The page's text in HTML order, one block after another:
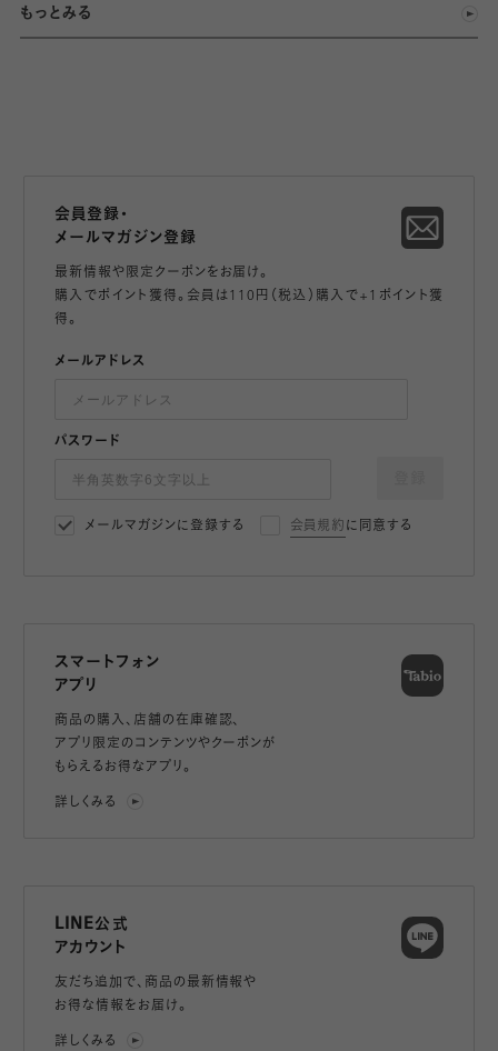
もっとみる
会員登録・
メールマガジン登録
最新情報や限定クーポンをお届け。
購入でポイント獲得。会員は110円（税込）購入で+1ポイント獲
得。
メールアドレス
パスワード
メールマガジンに登録する 会員規約 に同意する
スマートフォン
アプリ
商品の購入、店舗の在庫確認、
アプリ限定のコンテンツやクーポンが
もらえるお得なアプリ。
詳しくみる
LINE公式
アカウント
友だち追加で、 商品の最新情報や
お得な情報をお届け。
詳しくみる